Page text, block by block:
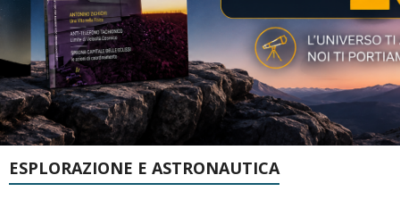
ESPLORAZIONE E ASTRONAUTICA